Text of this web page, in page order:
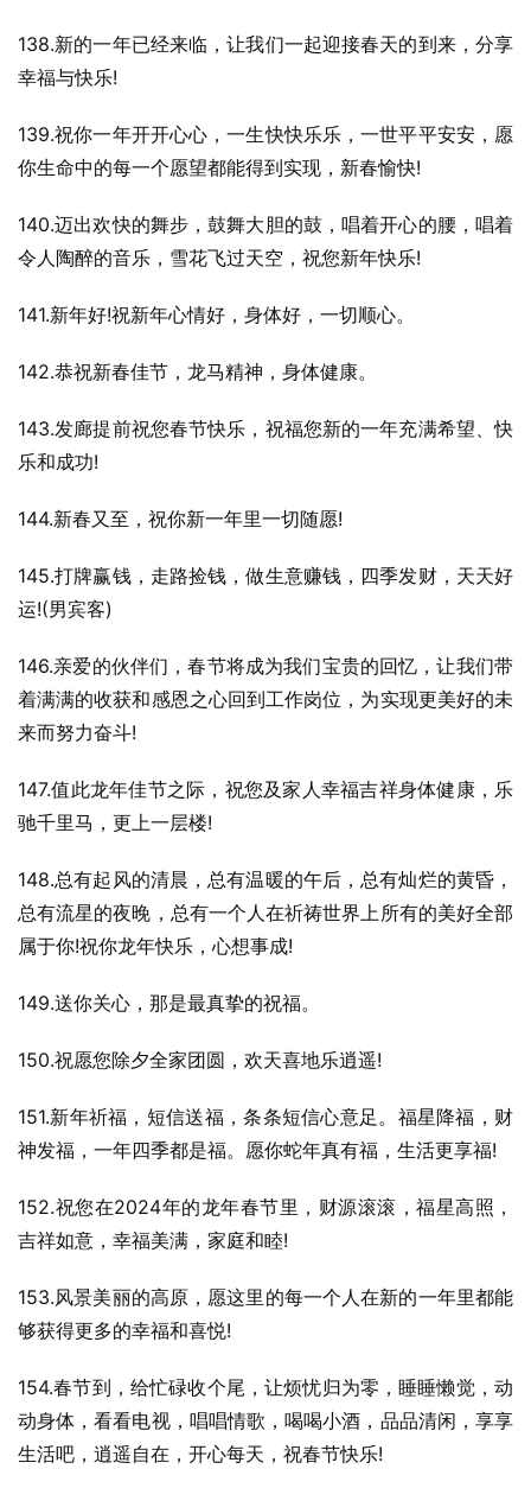
138.新的一年已经来临，让我们一起迎接春天的到来，分享
幸福与快乐!
139.祝你一年开开心心，一生快快乐乐，一世平平安安，愿
你生命中的每一个愿望都能得到实现，新春愉快!
140.迈出欢快的舞步，鼓舞大胆的鼓，唱着开心的腰，唱着
令人陶醉的音乐，雪花飞过天空，祝您新年快乐!
141.新年好!祝新年心情好，身体好，一切顺心。
142.恭祝新春佳节，龙马精神，身体健康。
143.发廊提前祝您春节快乐，祝福您新的一年充满希望、快
乐和成功!
144.新春又至，祝你新一年里一切随愿!
145.打牌赢钱，走路捡钱，做生意赚钱，四季发财，天天好
运!(男宾客)
146.亲爱的伙伴们，春节将成为我们宝贵的回忆，让我们带
着满满的收获和感恩之心回到工作岗位，为实现更美好的未
来而努力奋斗!
147.值此龙年佳节之际，祝您及家人幸福吉祥身体健康，乐
驰千里马，更上一层楼!
148.总有起风的清晨，总有温暖的午后，总有灿烂的黄昏，
总有流星的夜晚，总有一个人在祈祷世界上所有的美好全部
属于你!祝你龙年快乐，心想事成!
149.送你关心，那是最真挚的祝福。
150.祝愿您除夕全家团圆，欢天喜地乐逍遥!
151.新年祈福，短信送福，条条短信心意足。福星降福，财
神发福，一年四季都是福。愿你蛇年真有福，生活更享福!
152.祝您在2024年的龙年春节里，财源滚滚，福星高照，
吉祥如意，幸福美满，家庭和睦!
153.风景美丽的高原，愿这里的每一个人在新的一年里都能
够获得更多的幸福和喜悦!
154.春节到，给忙碌收个尾，让烦忧归为零，睡睡懒觉，动
动身体，看看电视，唱唱情歌，喝喝小酒，品品清闲，享享
生活吧，逍遥自在，开心每天，祝春节快乐!